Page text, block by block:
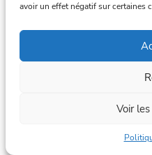
avoir un effet négatif sur certaines
Voir